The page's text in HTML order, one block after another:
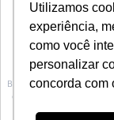
Utilizamos
experiência,
como você
personalizar
concorda com
Baeta Assessoria de
especializada na